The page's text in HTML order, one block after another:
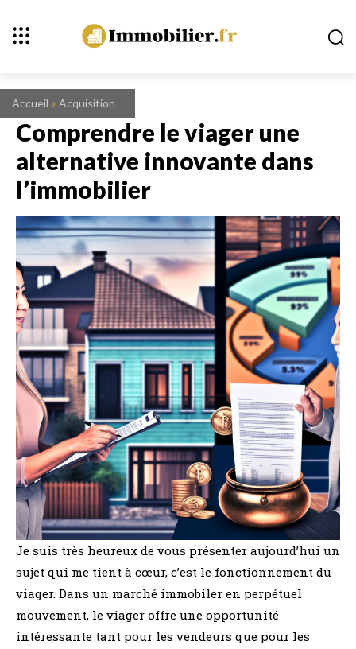
Accueil Acquisition
Comprendre le viager une
alternative innovante dans
l’immobilier
Je suis très heureux de vous présenter aujourd’hui un
sujet qui me tient à cœur, c’est le fonctionnement du
viager. Dans un marché immobiler en perpétuel
mouvement, le viager offre une opportunité
intéressante tant pour les vendeurs que pour les